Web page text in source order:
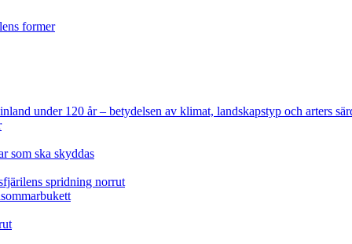
former
under 120 år– betydelsen av klimat, landskapstyp och arters
som ska skyddas
spridning norrut